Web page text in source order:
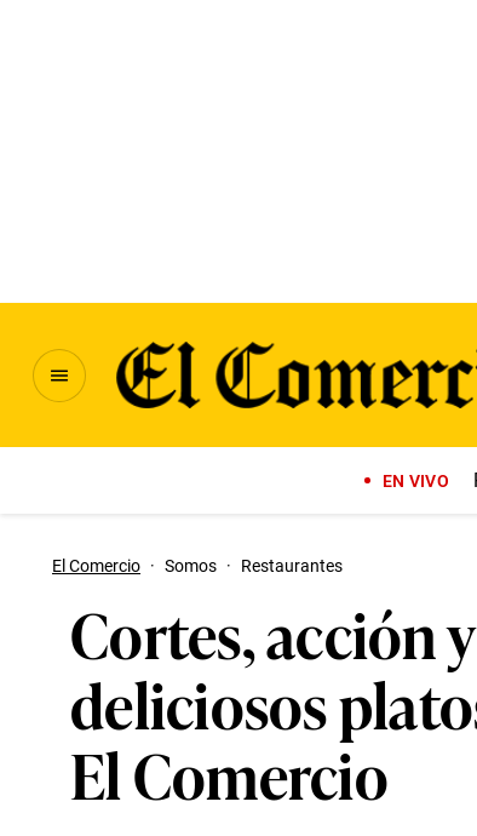
EN VIVO
El Comercio · Somos · Restaurantes
Cortes, acción
deliciosos
El Comercio